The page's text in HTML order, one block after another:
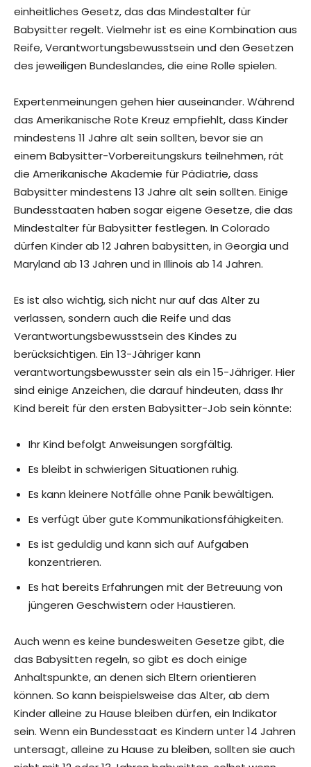
einheitliches Gesetz, das das Mindestalter für
Babysitter regelt. Vielmehr ist es eine Kombination aus
Reife, Verantwortungsbewusstsein und den Gesetzen
des jeweiligen Bundeslandes, die eine Rolle spielen.
Expertenmeinungen gehen hier auseinander. Während
das Amerikanische Rote Kreuz empfiehlt, dass Kinder
mindestens 11 Jahre alt sein sollten, bevor sie an
einem Babysitter-Vorbereitungskurs teilnehmen, rät
die Amerikanische Akademie für Pädiatrie, dass
Babysitter mindestens 13 Jahre alt sein sollten. Einige
Bundesstaaten haben sogar eigene Gesetze, die das
Mindestalter für Babysitter festlegen. In Colorado
dürfen Kinder ab 12 Jahren babysitten, in Georgia und
Maryland ab 13 Jahren und in Illinois ab 14 Jahren.
Es ist also wichtig, sich nicht nur auf das Alter zu
verlassen, sondern auch die Reife und das
Verantwortungsbewusstsein des Kindes zu
berücksichtigen. Ein 13-Jähriger kann
verantwortungsbewusster sein als ein 15-Jähriger. Hier
sind einige Anzeichen, die darauf hindeuten, dass Ihr
Kind bereit für den ersten Babysitter-Job sein könnte:
Ihr Kind befolgt Anweisungen sorgfältig.
Es bleibt in schwierigen Situationen ruhig.
Es kann kleinere Notfälle ohne Panik bewältigen.
Es verfügt über gute Kommunikationsfähigkeiten.
Es ist geduldig und kann sich auf Aufgaben
konzentrieren.
Es hat bereits Erfahrungen mit der Betreuung von
jüngeren Geschwistern oder Haustieren.
Auch wenn es keine bundesweiten Gesetze gibt, die
das Babysitten regeln, so gibt es doch einige
Anhaltspunkte, an denen sich Eltern orientieren
können. So kann beispielsweise das Alter, ab dem
Kinder alleine zu Hause bleiben dürfen, ein Indikator
sein. Wenn ein Bundesstaat es Kindern unter 14 Jahren
untersagt, alleine zu Hause zu bleiben, sollten sie auch